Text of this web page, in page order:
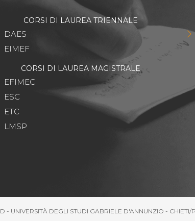
CORSI DI LAUREA TRIENNALE
DAES
EIMEF
CORSI DI LAUREA MAGISTRALE
EFIMEC
ESC
ETC
LMSP
- UNIVERSITÀ DEGLI STUDI GABRIELE D'ANNUNZIO - CHIETI/